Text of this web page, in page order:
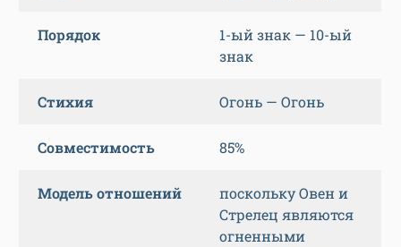
Порядок
1-ый знак — 10-ый
знак
Стихия Огонь — Огонь
Совместимость 85%
Модель отношений
поскольку Овен и
Стрелец являются
огненными